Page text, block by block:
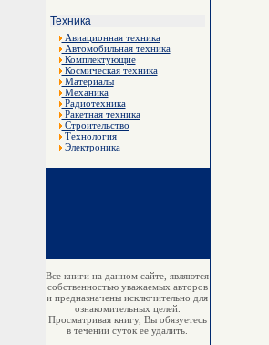
Техника
Авиационная техника
Автомобильная техника
Комплектующие
Космическая техника
Материалы
Механика
Радиотехника
Ракетная техника
Строительство
Технология
Электроника
Все книги на данном сайте, являются
собственностью уважаемых авторов
и предназначены исключительно для
ознакомительных целей.
Просматривая книгу, Вы обязуетесь
в течении суток ее удалить.